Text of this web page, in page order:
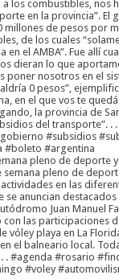
pleno de deporte y